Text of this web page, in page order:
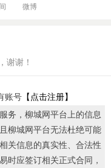
微博
谢谢！
账号 【点击注册】
务，柳城网平台上的信息
柳城网平台无法杜绝可能
关信息的真实性、合法性
时应签订相关正式合同，